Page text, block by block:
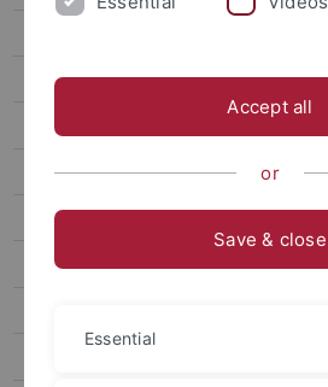
Antragsteller*innen
Post-Doc
Kollegiaten und Assoziierte
Mitarbeiter*innen
Alumni*ae
Accept all
or
Save & close
Essential